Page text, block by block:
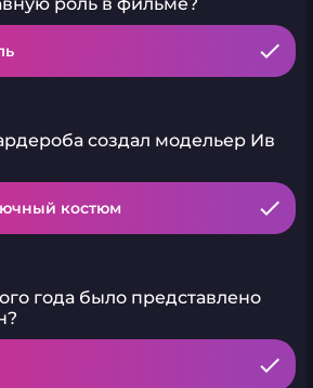
создал модельер Ив
костюм
года было представлено